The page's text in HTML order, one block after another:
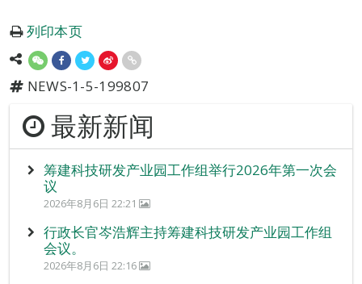
列印本页
NEWS-1-5-199807
最新新闻
筹建科技研发产业园工作组举行2026年第一次会
议
2026年8月6日 22:21
行政长官岑浩辉主持筹建科技研发产业园工作组
会议。
2026年8月6日 22:16